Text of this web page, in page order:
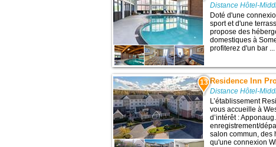
Distance Hôtel-
Doté d'une
sport et d'une
propose des
domestiques à
profiterez d'un bar ...
13 Residence Inn
Distance Hôtel-
L’établissement
vous accueille à
d’intérêt :
enregistrement/
salon commun, des
qu'une connexion